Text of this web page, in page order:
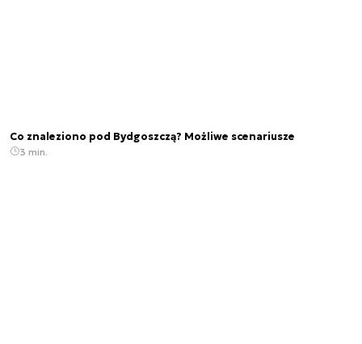
Co znaleziono pod Bydgoszczą? Możliwe scenariusze
3 min.